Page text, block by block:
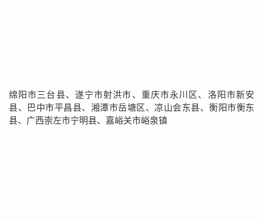
绵阳市三台县、遂宁市射洪市、重庆市永川区、洛阳市新安
县、巴中市平昌县、湘潭市岳塘区、凉山会东县、衡阳市衡东
县、广西崇左市宁明县、嘉峪关市峪泉镇